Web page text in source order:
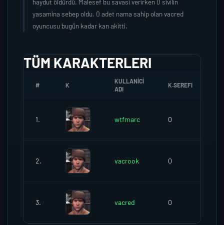
haydut öldürdü. Malesef bu savasi verirken 0 sivilin
yasamina sebep oldu. 0 adet nama sahip olan vacred
oyuncusu bugün kadar kan akitti.
TÜM KARAKTERLERI
# K
KULLANICI
ADI
K.SEREFI
1. wtfmarc 0
2. vacrook 0
3. vacred 0